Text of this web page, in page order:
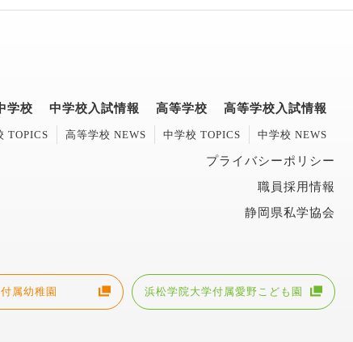
学校 中学校入試情報 高等学校 高等学校入試情報
TOPICS 高等学校 NEWS 中学校 TOPICS 中学校 NEWS
プライバシーポリシー
職員採用情報
静岡県私学協会
属幼稚園 浜松学院大学付属愛野こども園